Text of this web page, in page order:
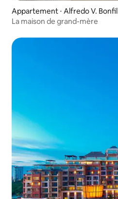
Appartement ⋅ Alfredo V. Bonfil
La maison de grand-mère